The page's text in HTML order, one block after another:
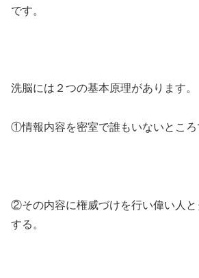
です。
洗脳には２つの基本原理があります。
①情報内容を密室で誰もいないところ
②その内容に権威づけを行い偉い人と
する。